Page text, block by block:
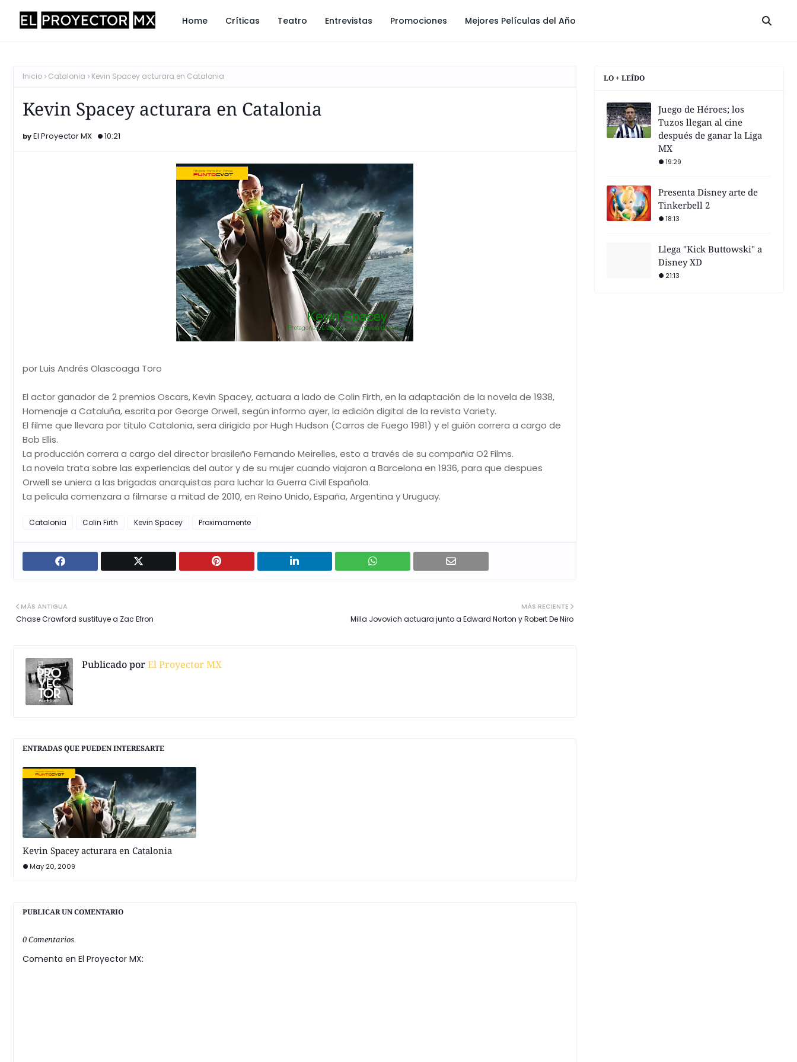
Home Críticas Teatro Entrevistas Promociones Mejores Películas del Año
Inicio Catalonia Kevin Spacey acturara en Catalonia
Kevin Spacey acturara en Catalonia
El Proyector MX 10:21
por Luis Andrés Olascoaga Toro
El actor ganador de 2 premios Oscars, Kevin Spacey, actuara a lado de Colin Firth, en la adaptación de la novela de 1938,
Homenaje a Cataluña, escrita por George Orwell, según informo ayer, la edición digital de la revista Variety.
El filme que llevara por titulo Catalonia, sera dirigido por Hugh Hudson (Carros de Fuego 1981) y el guión correra a cargo de
Bob Ellis.
La producción correra a cargo del director brasileño Fernando Meirelles, esto a través de su compañia O2 Films.
La novela trata sobre las experiencias del autor y de su mujer cuando viajaron a Barcelona en 1936, para que despues
Orwell se uniera a las brigadas anarquistas para luchar la Guerra Civil Española.
La pelicula comenzara a filmarse a mitad de 2010, en Reino Unido, España, Argentina y Uruguay.
Catalonia Colin Firth Kevin Spacey Proximamente
MÁS RECIENTE
Milla Jovovich actuara junto a Edward Norton y Robert De Niro
MÁS ANTIGUA
Chase Crawford sustituye a Zac Efron
Publicado porEl Proyector MX
ENTRADAS QUE PUEDEN INTERESARTE
Kevin Spacey acturara en Catalonia
May 20, 2009
PUBLICAR UN COMENTARIO
0 Comentarios
Comenta en El Proyector MX:
LO + LEÍDO
Juego de Héroes; los
Tuzos llegan al cine
después de ganar la Liga
MX
19:29
Presenta Disney arte de
Tinkerbell 2
18:13
Llega "Kick Buttowski" a
Disney XD
21:13